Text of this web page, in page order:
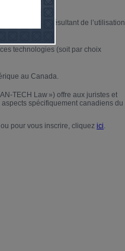
la personne résultant de l’utilisation
technologies (soit par choix
au Canada.
TECH Law ») offre aux juristes et
spécifiquement canadiens du
pour vous inscrire, cliquez ici.